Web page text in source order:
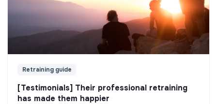
Retraining guide
[Testimonials] Their professional retraining
has made them happier